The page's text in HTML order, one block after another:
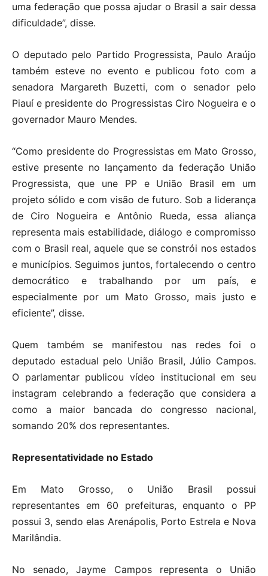
uma federação que possa ajudar o Brasil a sair dessa
dificuldade”, disse.
O deputado pelo Partido Progressista, Paulo Araújo
também esteve no evento e publicou foto com a
senadora Margareth Buzetti, com o senador pelo
Piauí e presidente do Progressistas Ciro Nogueira e o
governador Mauro Mendes.
“Como presidente do Progressistas em Mato Grosso,
estive presente no lançamento da federação União
Progressista, que une PP e União Brasil em um
projeto sólido e com visão de futuro. Sob a liderança
de Ciro Nogueira e Antônio Rueda, essa aliança
representa mais estabilidade, diálogo e compromisso
com o Brasil real, aquele que se constrói nos estados
e municípios. Seguimos juntos, fortalecendo o centro
democrático e trabalhando por um país, e
especialmente por um Mato Grosso, mais justo e
eficiente”, disse.
Quem também se manifestou nas redes foi o
deputado estadual pelo União Brasil, Júlio Campos.
O parlamentar publicou vídeo institucional em seu
instagram celebrando a federação que considera a
como a maior bancada do congresso nacional,
somando 20% dos representantes.
Representatividade no Estado
Em Mato Grosso, o União Brasil possui
representantes em 60 prefeituras, enquanto o PP
possui 3, sendo elas Arenápolis, Porto Estrela e Nova
Marilândia.
No senado, Jayme Campos representa o União